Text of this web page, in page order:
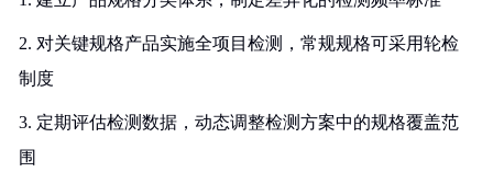
2. 对关键规格产品实施全项目检测，常规规格可采用轮检
制度
3. 定期评估检测数据，动态调整检测方案中的规格覆盖范
围